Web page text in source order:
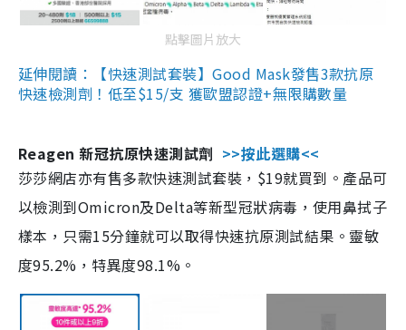
點擊圖片放大
延伸閱讀：【快速測試套裝】Good Mask發售3款抗原
快速檢測劑！低至$15/支 獲歐盟認證+無限購數量
Reagen 新冠抗原快速測試劑 >>按此選購<<
莎莎網店亦有售多款快速測試套裝，$19就買到。產品可
以檢測到Omicron及Delta等新型冠狀病毒，使用鼻拭子
樣本，只需15分鐘就可以取得快速抗原測試結果。靈敏
度95.2%，特異度98.1%。